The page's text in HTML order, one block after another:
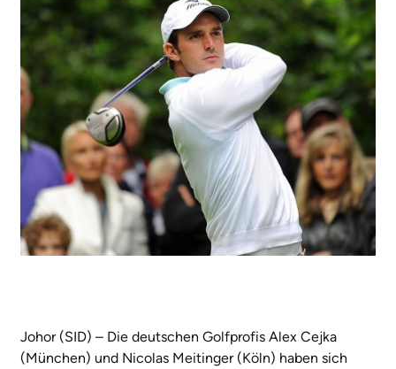
Johor (SID) – Die deutschen Golfprofis Alex Cejka
(München) und Nicolas Meitinger (Köln) haben sich